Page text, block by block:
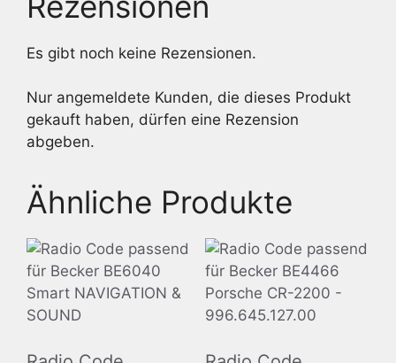
Es gibt noch keine Rezensionen.
Nur angemeldete Kunden, die dieses Produkt
gekauft haben, dürfen eine Rezension
abgeben.
Ähnliche Produkte